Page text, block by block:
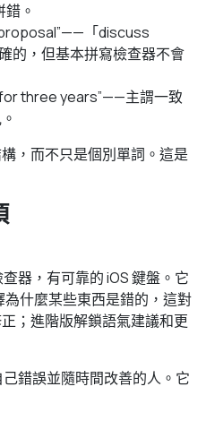
。
「discuss
的，但基本拼寫檢查器不會
three years”——主謂一致
，而不只是個別單詞。這是
器，有可靠的 iOS 鍵盤。它
什麼某些東西是錯的，這對
；進階版解鎖語氣建議和更
錯誤並隨時間改善的人。它